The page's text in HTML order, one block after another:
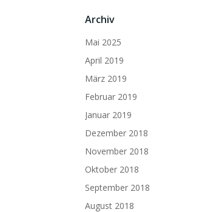
Archiv
Mai 2025
April 2019
März 2019
Februar 2019
Januar 2019
Dezember 2018
November 2018
Oktober 2018
September 2018
August 2018